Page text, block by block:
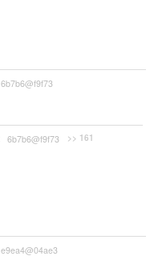
6b7b6@f9f73
6b7b6@f9f73 >> 161
e9ea4@04ae3